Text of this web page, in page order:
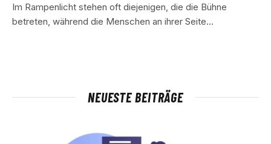
Im Rampenlicht stehen oft diejenigen, die die Bühne
betreten, während die Menschen an ihrer Seite…
NEUESTE BEITRÄGE